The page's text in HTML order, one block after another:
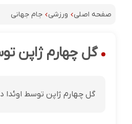
صفحه اصلی ورزشی جام جهانی
گل چهارم ژاپن
گل چهارم ژاپن توسط اوئدا در دقیقه 83